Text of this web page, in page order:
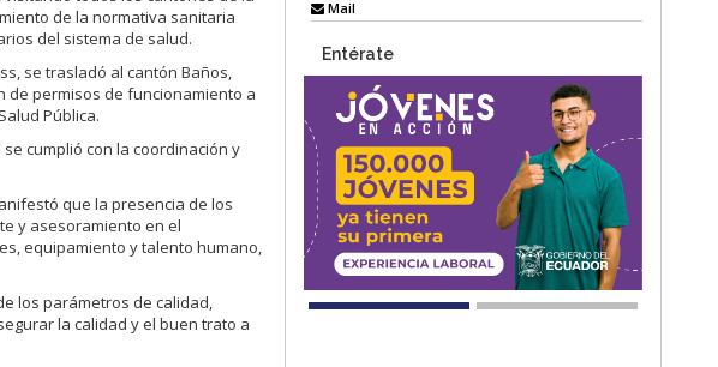
de la normativa sanitaria
del sistema de salud.
se trasladó al cantón Baños,
de permisos de funcionamiento a
Pública.
cumplió con la coordinación y
que la presencia de los
y asesoramiento en el
equipamiento y talento humano,
los parámetros de calidad,
la calidad y el buen trato a
Mail
Entérate